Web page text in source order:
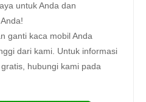
untuk Anda dan
ganti kaca mobil Anda
dari kami. Untuk informasi
hubungi kami pada